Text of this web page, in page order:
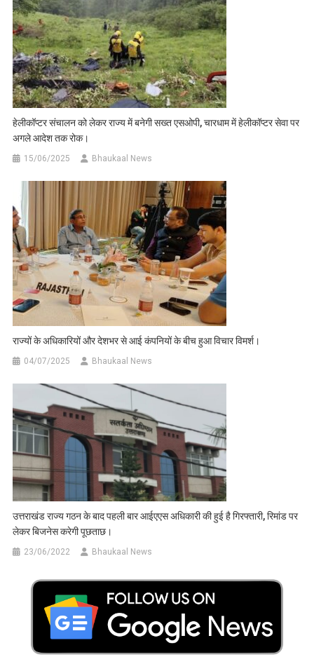
हेलीकॉप्टर संचालन को लेकर राज्य में बनेगी सख्त एसओपी, चारधाम में हेलीकॉप्टर सेवा पर
अगले आदेश तक रोक।
15/06/2025 Bhaukaal News
राज्यों के अधिकारियों और देशभर से आई कंपनियों के बीच हुआ विचार विमर्श।
04/07/2025 Bhaukaal News
उत्तराखंड राज्य गठन के बाद पहली बार आईएएस अधिकारी की हुई है गिरफ्तारी, रिमांड पर
लेकर बिजनेस करेगी पूछताछ।
23/06/2022 Bhaukaal News